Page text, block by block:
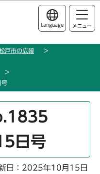
へ移動
Language メニュー
戸市の広報
日号
日：2025年10月15日